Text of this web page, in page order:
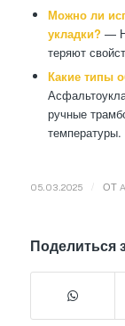
Можно ли
укладки? —
теряют
Какие типы
ручные
температуры.
05.03.2025 ОТ
Поделиться